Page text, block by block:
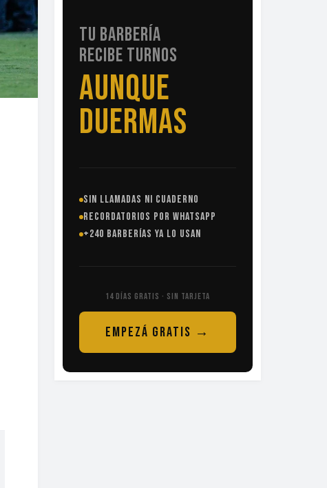
TU BARBERÍA
RECIBE TURNOS
SIN
LLAMADAS
SIN LLAMADAS NI CUADERNO
RECORDATORIOS POR WHATSAPP
+240 BARBERÍAS YA LO USAN
14 DÍAS GRATIS · SIN TARJETA
EMPEZÁ GRATIS →